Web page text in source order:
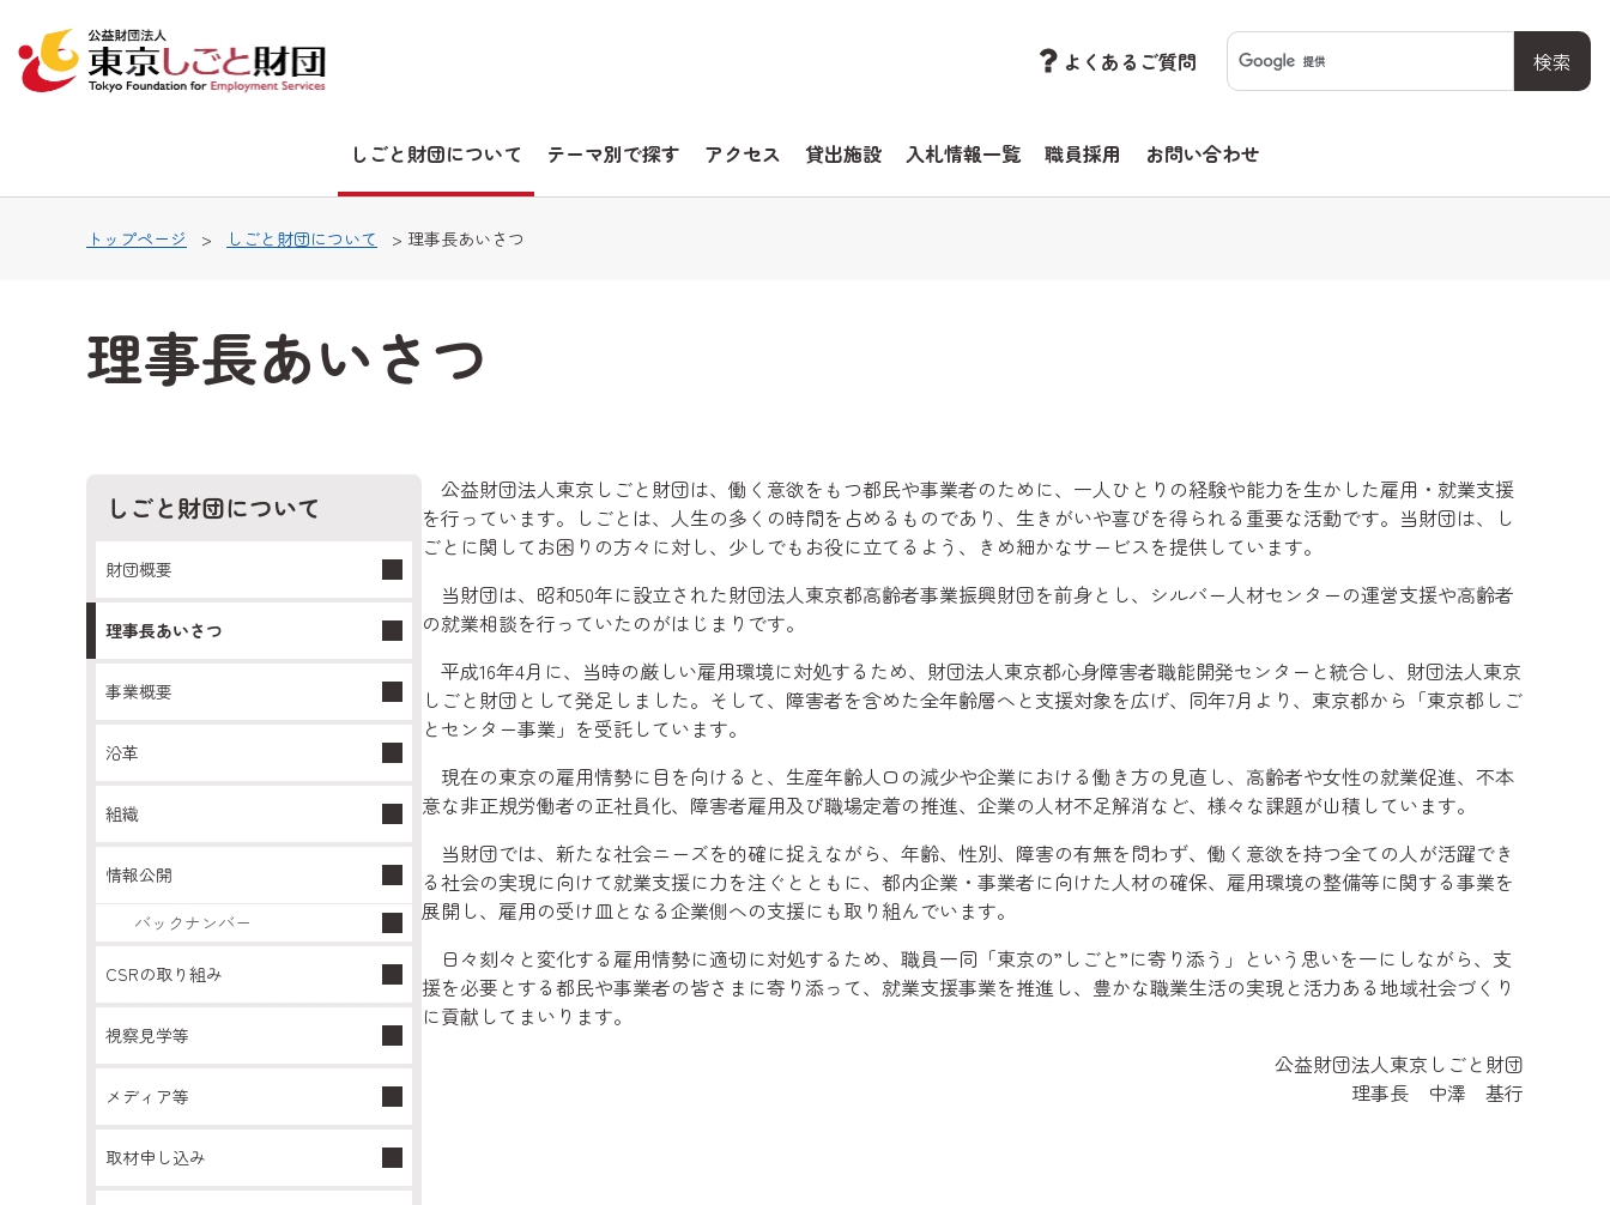
よくあるご質問
しごと財団について テーマ別で探す アクセス 貸出施設 入札情報一覧 職員採用 お問い合わせ
トップページ > しごと財団について > 理事長あいさつ
理事長あいさつ
公益財団法人東京しごと財団は、働く意欲をもつ都民や事業者のために、一人ひとりの経験や能力を生かした雇用・就業支援
を行っています。しごとは、人生の多くの時間を占めるものであり、生きがいや喜びを得られる重要な活動です。当財団は、し
ごとに関してお困りの方々に対し、少しでもお役に立てるよう、きめ細かなサービスを提供しています。
当財団は、昭和50年に設立された財団法人東京都高齢者事業振興財団を前身とし、シルバー人材センターの運営支援や高齢者
の就業相談を行っていたのがはじまりです。
平成16年4月に、当時の厳しい雇用環境に対処するため、財団法人東京都心身障害者職能開発センターと統合し、財団法人東京
しごと財団として発足しました。そして、障害者を含めた全年齢層へと支援対象を広げ、同年7月より、東京都から「東京都しご
とセンター事業」を受託しています。
現在の東京の雇用情勢に目を向けると、生産年齢人口の減少や企業における働き方の見直し、高齢者や女性の就業促進、不本
意な非正規労働者の正社員化、障害者雇用及び職場定着の推進、企業の人材不足解消など、様々な課題が山積しています。
当財団では、新たな社会ニーズを的確に捉えながら、年齢、性別、障害の有無を問わず、働く意欲を持つ全ての人が活躍でき
る社会の実現に向けて就業支援に力を注ぐとともに、都内企業・事業者に向けた人材の確保、雇用環境の整備等に関する事業を
展開し、雇用の受け皿となる企業側への支援にも取り組んでいます。
日々刻々と変化する雇用情勢に適切に対処するため、職員一同「東京の”しごと”に寄り添う」という思いを一にしながら、支
援を必要とする都民や事業者の皆さまに寄り添って、就業支援事業を推進し、豊かな職業生活の実現と活力ある地域社会づくり
に貢献してまいります。
公益財団法人東京しごと財団
理事長 中澤 基行
しごと財団について
財団概要
理事長あいさつ
事業概要
沿革
組織
情報公開
バックナンバー
CSRの取り組み
視察見学等
メディア等
取材申し込み